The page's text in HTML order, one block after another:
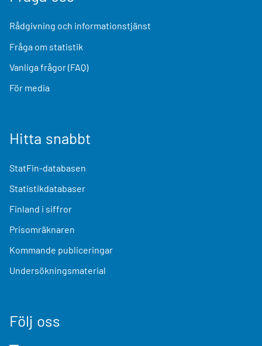
Rådgivning och informationstjänst
Fråga om statistik
Vanliga frågor (FAQ)
För media
Hitta snabbt
StatFin-databasen
Statistikdatabaser
Finland i siffror
Prisomräknaren
Kommande publiceringar
Undersökningsmaterial
Följ oss